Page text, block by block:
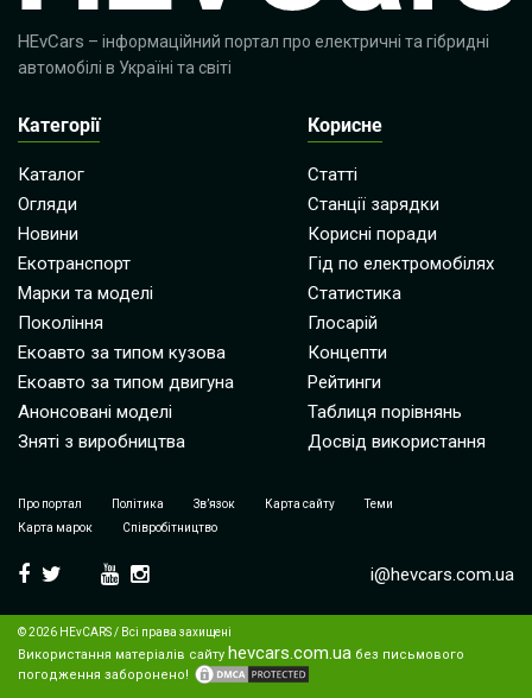
HEvCars – інформаційний портал про електричні та гібридні
автомобілі в Україні та світі
Категорії
Каталог
Огляди
Новини
Екотранспорт
Марки та моделі
Покоління
Екоавто за типом кузова
Екоавто за типом двигуна
Анонсовані моделі
Зняті з виробництва
Корисне
Статті
Станції зарядки
Корисні поради
Гід по електромобілях
Статистика
Глосарій
Концепти
Рейтинги
Таблиця порівнянь
Досвід використання
Про портал Політика Зв’язок Карта сайту
Теми
Карта марок
Співробітництво
i@hevcars.com.ua
© 2026 HEvCARS / Всі права захищені
Використання матеріалів сайту hevcars.com.ua без письмового
погодження заборонено!